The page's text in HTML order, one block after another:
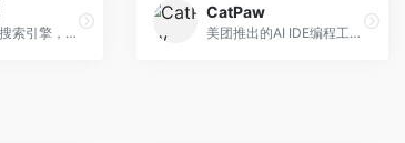
360推出的AI搜索引擎，专注于安全智能搜索。面向普通用户，提供智能问答、网页搜索、内容整理等服务，安全防护能力强。
CatPaw
美团推出的AI IDE编程工具，专注于本地开发生态。面向开发者，提供智能代码补全、代码生成、项目管理等服务，本地开发体验好。